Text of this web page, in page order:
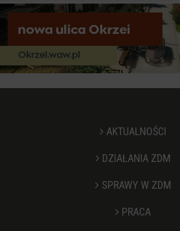
AKTUALNOŚCI
DZIAŁANIA ZDM
SPRAWY W ZDM
PRACA